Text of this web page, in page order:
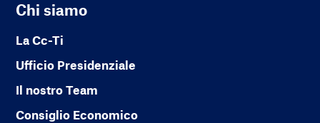
Chi siamo
La Cc-Ti
Ufficio Presidenziale
Il nostro Team
Consiglio Economico